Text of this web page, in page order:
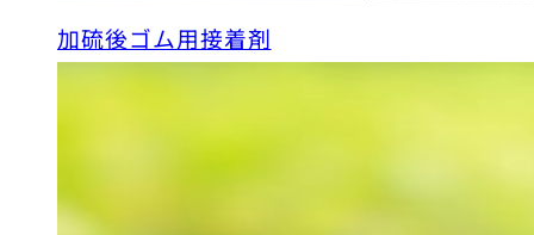
加硫後ゴム用接着剤